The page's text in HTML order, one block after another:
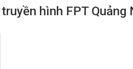
hình FPT Quảng